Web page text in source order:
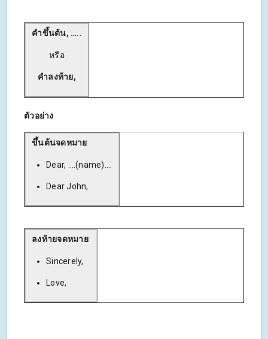
คำขึ้นต้น, …..
หรือ
คำลงท้าย,
ตัวอย่าง
ขึ้นต้นจดหมาย
Dear, ….(name)....
Dear John,
ลงท้ายจดหมาย
Sincerely,
Love,